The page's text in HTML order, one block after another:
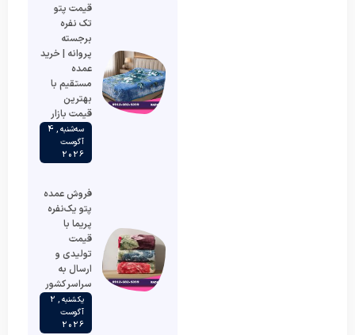
قیمت پتو
تک نفره
برجسته
پروانه | خرید
عمده
مستقیم با
بهترین
قیمت بازار
سه‌شنبه , 4
آگوست
2026
فروش عمده
پتو یک‌نفره
پریما با
قیمت
تولیدی و
ارسال به
سراسر کشور
یکشنبه , 2
آگوست
2026